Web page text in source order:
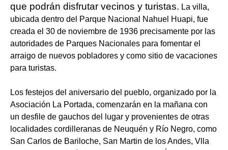
que podrán disfrutar vecinos y turistas. La villa,
ubicada dentro del Parque Nacional Nahuel Huapi, fue
creada el 30 de noviembre de 1936 precisamente por las
autoridades de Parques Nacionales para fomentar el
arraigo de nuevos pobladores y como sitio de vacaciones
para turistas.
Los festejos del aniversario del pueblo, organizado por la
Asociación La Portada, comenzarán en la mañana con
un desfile de gauchos del lugar y provenientes de otras
localidades cordilleranas de Neuquén y Río Negro, como
San Carlos de Bariloche, San Martin de los Andes, Vlla